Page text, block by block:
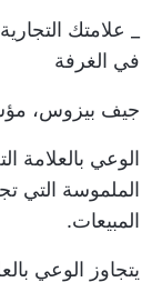
_ علامتك
في الغرفة
جيف بيزوس،
الوعي بالعلامة
الملموسة التي
المبيعات.
يتجاوز الوعي